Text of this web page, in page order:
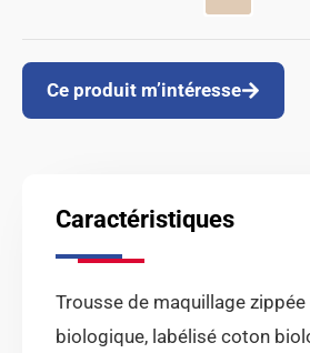
Ce produit m’intéresse
Caractéristiques
Trousse de maquillage
biologique, labélisé coton